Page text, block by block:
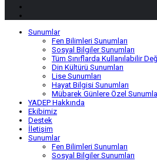
Sunumlar
Fen Bilimleri Sunumları
Sosyal Bilgiler Sunumları
Tüm Sınıflarda Kullanılabilir
Din Kültürü Sunumları
Lise Sunumları
Hayat Bilgisi Sunumları
Mübarek Günlere Özel
YADEP Hakkında
Ekibimiz
Destek
İletişim
Sunumlar
Fen Bilimleri Sunumları
Sosyal Bilgiler Sunumları